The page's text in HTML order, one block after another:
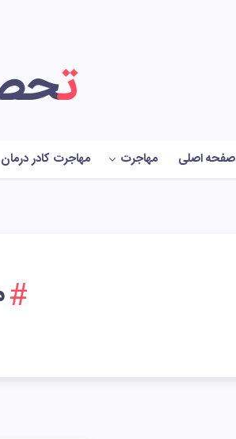
صفحه اصلی مهاجرت مهاجرت کادر درمان